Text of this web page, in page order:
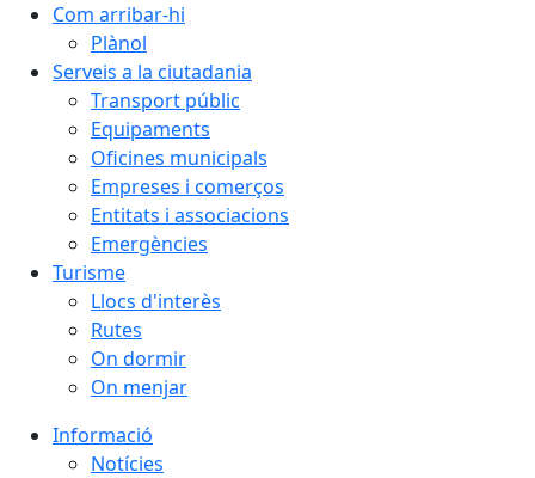
Com arribar-hi
Plànol
Serveis a la ciutadania
Transport públic
Equipaments
Oficines municipals
Empreses i comerços
Entitats i associacions
Emergències
Turisme
Llocs d'interès
Rutes
On dormir
On menjar
Informació
Notícies